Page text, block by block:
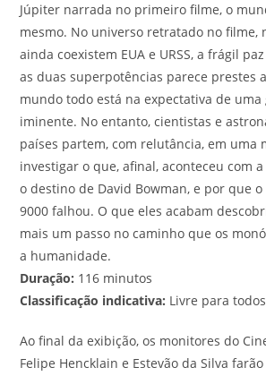
Júpiter narrada no primeiro filme, o
mesmo. No universo retratado no filme,
ainda coexistem EUA e URSS, a frágil
as duas superpotências parece prestes
mundo todo está na expectativa de
iminente. No entanto, cientistas e
países partem, com relutância, em uma
investigar o que, afinal, aconteceu com
o destino de David Bowman, e por que
9000 falhou. O que eles acabam
mais um passo no caminho que os
a humanidade.
Duração: 116 minutos
Classificação indicativa: Livre para
Ao final da exibição, os monitores do
Felipe Hencklain e Estevão da Silva